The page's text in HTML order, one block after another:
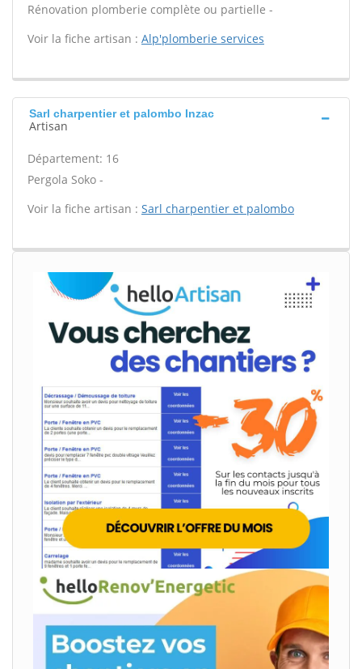
Rénovation plomberie complète ou partielle -
Voir la fiche artisan : Alp'plomberie services
Sarl charpentier et palombo Inzac
Artisan
Département: 16
Pergola Soko -
Voir la fiche artisan : Sarl charpentier et palombo